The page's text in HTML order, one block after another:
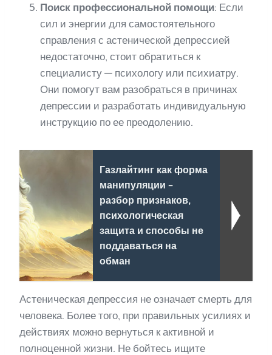
Поиск профессиональной помощи: Если
сил и энергии для самостоятельного
справления с астенической депрессией
недостаточно, стоит обратиться к
специалисту — психологу или психиатру.
Они помогут вам разобраться в причинах
депрессии и разработать индивидуальную
инструкцию по ее преодолению.
Газлайтинг как форма
манипуляции -
разбор признаков,
психологическая
защита и способы не
поддаваться на
обман
Астеническая депрессия не означает смерть для
человека. Более того, при правильных усилиях и
действиях можно вернуться к активной и
полноценной жизни. Не бойтесь ищите